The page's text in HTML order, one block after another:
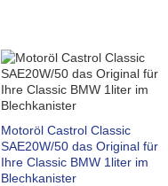
Motoröl Castrol Classic
SAE20W/50 das Original für
Ihre Classic BMW 1liter im
Blechkanister